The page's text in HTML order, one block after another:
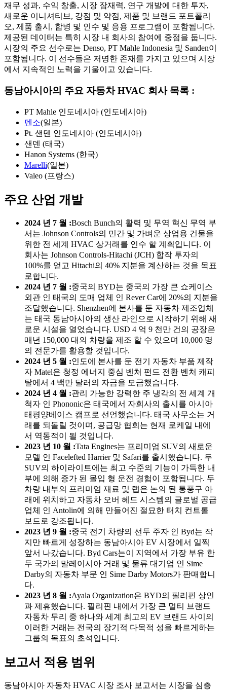
재무 성과, 수익 창출, 시장 잠재력, 연구 개발에 대한 투자,
새로운 이니셔티브, 강점 및 약점, 제품 및 브랜드 포트폴리
오, 제품 출시, 합병 및 인수 및 응용 프로그램이 포함됩니다.
제공된 데이터는 특히 시장 내 회사의 참여에 중점을 둡니다.
시장의 주요 선수로는 Denso, PT Mahle Indonesia 및 Sanden이
포함됩니다. 이 선수들은 저명한 존재를 가지고 있으며 시장
에서 지속적인 노력을 기울이고 있습니다.
동남아시아의 주요 자동차 HVAC 회사 목록 :
PT Mahle 인도네시아 (인도네시아)
덴소(일본)
Pt. 샌덴 인도네시아 (인도네시아)
샌덴 (태국)
Hanon Systems (한국)
Marelli(일본)
Valeo (프랑스)
주요 산업 개발
2024 년 7 월 :Bosch Bunch의 활력 및 무역 혁신 무역 부
서는 Johnson Controls의 민간 및 가벼운 상업용 건물을
위한 전 세계 HVAC 상거래를 인수 할 계획입니다. 이
회사는 Johnson Controls-Hitachi (JCH) 합작 투자의
100%를 얻고 Hitachi의 40% 지분을 계산하는 것을 목표
로합니다.
2024 년 7 월 :중국의 BYD는 중국의 가장 큰 쇼케이스
외관 인 태국의 도매 업체 인 Rever Car에 20%의 지분을
조달했습니다. Shenzhen에 본사를 둔 자동차 제조업체
는 태국 동남아시아의 생산 라인으로 시작하기 위해 새
로운 시설을 열었습니다. USD 4 억 9 천만 건의 공장은
매년 150,000 대의 차량을 제조 할 수 있으며 10,000 명
의 전문가를 활용할 것입니다.
2024 년 5 월 :인도에 본사를 둔 전기 자동차 부품 제작
자 Matel은 청정 에너지 중심 벤처 펀드 전환 벤처 캐피
탈에서 4 백만 달러의 자금을 모금했습니다.
2024 년 4 월 :관리 가능한 강력한 주 냉각의 전 세계 개
척자 인 Phononic은 태국에서 자회사의 출시를 아시아
태평양베이스 캠프로 선언했습니다. 태국 사무소는 거
래를 되돌릴 것이며, 공급망 협회는 현재 로케일 내에
서 역동적이 될 것입니다.
2023 년 10 월 :Tata Engines는 프리미엄 SUV의 새로운
모델 인 Facelefted Harrier 및 Safari를 출시했습니다. 두
SUV의 하이라이트에는 최고 수준의 기능이 가득한 내
부에 의해 증가 된 몰입 형 운전 경험이 포함됩니다. 두
차량 내부의 프리미엄 재료 및 랩은 논의 된 통풍구 아
래에 위치하고 자동차 오버 헤드 시스템의 글로벌 공급
업체 인 Antolin에 의해 만들어진 절묘한 터치 컨트롤
보드로 강조됩니다.
2023 년 9 월 :중국 전기 차량의 선두 주자 인 Byd는 작
지만 빠르게 성장하는 동남아시아 EV 시장에서 일찍
앞서 나갔습니다. Byd Cars는이 지역에서 가장 부유 한
두 국가의 말레이시아 거래 및 물류 대기업 인 Sime
Darby의 자동차 부문 인 Sime Darby Motors가 판매합니
다.
2023 년 8 월 :Ayala Organization은 BYD의 필리핀 상인
과 제휴했습니다. 필리핀 내에서 가장 큰 멀티 브랜드
자동차 무리 중 하나와 세계 최고의 EV 브랜드 사이의
이러한 거래는 전국의 장기적 다목적 성을 빠르게하는
그룹의 목표의 초석입니다.
보고서 적용 범위
동남아시아 자동차 HVAC 시장 조사 보고서는 시장을 심층